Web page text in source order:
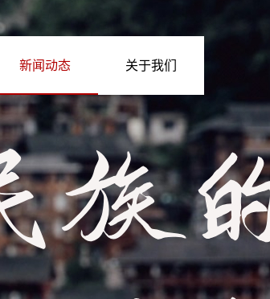
新闻动态 关于我们